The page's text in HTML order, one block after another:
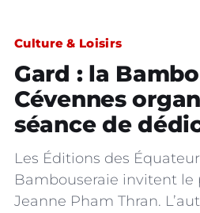
Culture & Loisirs
Gard : la
Cévennes
séance de
Les Éditions des
Bambouseraie invitent
Jeanne Pham Thran.